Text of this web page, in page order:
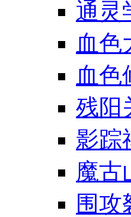
通灵
血色
血色
残阳
影踪
魔古
围攻